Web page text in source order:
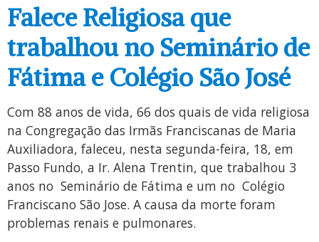
Falece Religiosa que
trabalhou no Seminário de
Fátima e Colégio São José
Com 88 anos de vida, 66 dos quais de vida religiosa
na Congregação das Irmãs Franciscanas de Maria
Auxiliadora, faleceu, nesta segunda-feira, 18, em
Passo Fundo, a Ir. Alena Trentin, que trabalhou 3
anos no Seminário de Fátima e um no Colégio
Franciscano São Jose. A causa da morte foram
problemas renais e pulmonares.